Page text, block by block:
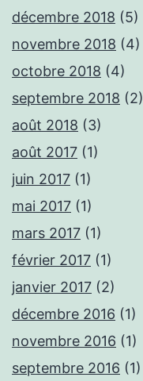
décembre 2018 (5)
novembre 2018 (4)
octobre 2018 (4)
septembre 2018 (2)
août 2018 (3)
août 2017 (1)
juin 2017 (1)
mai 2017 (1)
mars 2017 (1)
février 2017 (1)
janvier 2017 (2)
décembre 2016 (1)
novembre 2016 (1)
septembre 2016 (1)